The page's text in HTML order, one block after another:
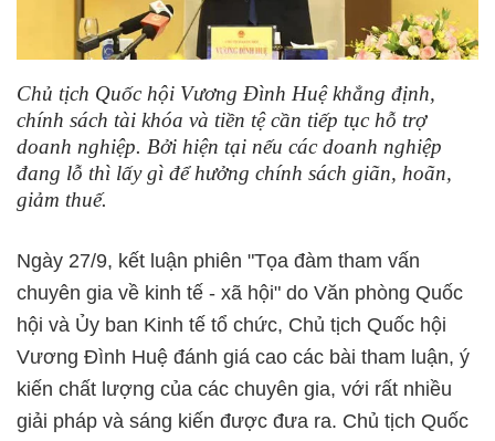
Chủ tịch Quốc hội Vương Đình Huệ khẳng định,
chính sách tài khóa và tiền tệ cần tiếp tục hỗ trợ
doanh nghiệp. Bởi hiện tại nếu các doanh nghiệp
đang lỗ thì lấy gì để hưởng chính sách giãn, hoãn,
giảm thuế.
Ngày 27/9, kết luận phiên "Tọa đàm tham vấn
chuyên gia về kinh tế - xã hội" do Văn phòng Quốc
hội và Ủy ban Kinh tế tổ chức, Chủ tịch Quốc hội
Vương Đình Huệ đánh giá cao các bài tham luận, ý
kiến chất lượng của các chuyên gia, với rất nhiều
giải pháp và sáng kiến được đưa ra. Chủ tịch Quốc